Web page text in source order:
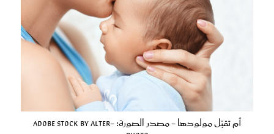
أم تقبّل مولودها - مصدر الصورة: Adobe Stock by alter-